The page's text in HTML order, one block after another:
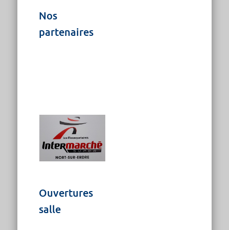
Nos
partenaires
Ouvertures
salle